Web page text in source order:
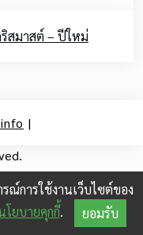
สมาสต์ – ปีใหม่
|
ณ์การใช้งานเว็บไซต์ของ
โยบายคุกกี้. ยอมรับ